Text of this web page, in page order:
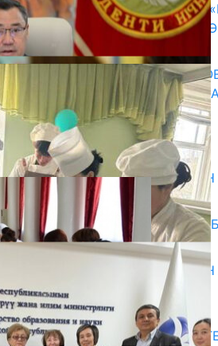
КЫРГЫЗ ТАРЫХЫ ТАСМАДА:
КӨРКӨМ ТАСМАСЫ ЖАРЫК
07.08.2026
ПРЕЗИДЕНТ САДЫР
МАМЛЕКЕТТЕРДИН ӨКМӨТ
ЖОЛУГУШТУ
07.08.2026
Абитуриент
ЖОЖДОРГО КАБЫЛ АЛУУНУН
27.07.2026
ӨЗҮҢДҮН КЕЛЕЧЕГИҢ ҮЧҮН
20.07.2026
ЖОЖДОРГО КАБЫЛ
20.07.2026
Медиа
СУЗАКТА 750 ОРУНДУУ